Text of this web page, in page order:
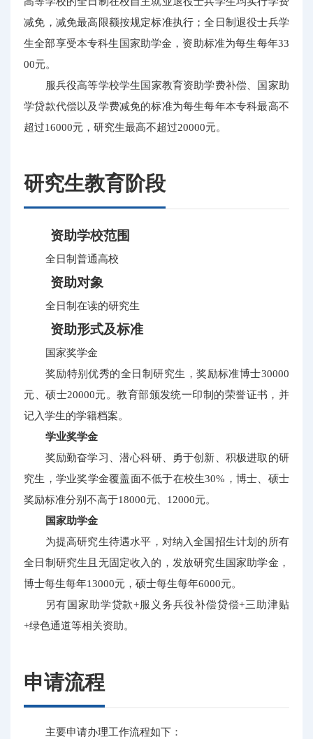
减免，减免最高限额按规定标准执行；全日制退役士兵学
生全部享受本专科生国家助学金，资助标准为每生每年33
00元。
服兵役高等学校学生国家教育资助学费补偿、国家助
学贷款代偿以及学费减免的标准为每生每年本专科最高不
超过16000元，研究生最高不超过20000元。
研究生教育阶段
资助学校范围
全日制普通高校
资助对象
全日制在读的研究生
资助形式及标准
国家奖学金
奖励特别优秀的全日制研究生，奖励标准博士30000
元、硕士20000元。教育部颁发统一印制的荣誉证书，并
记入学生的学籍档案。
学业奖学金
奖励勤奋学习、潜心科研、勇于创新、积极进取的研
究生，学业奖学金覆盖面不低于在校生30%，博士、硕士
奖励标准分别不高于18000元、12000元。
国家助学金
为提高研究生待遇水平，对纳入全国招生计划的所有
全日制研究生且无固定收入的，发放研究生国家助学金，
博士每生每年13000元，硕士每生每年6000元。
另有国家助学贷款+服义务兵役补偿贷偿+三助津贴
+绿色通道等相关资助。
申请流程
主要申请办理工作流程如下：